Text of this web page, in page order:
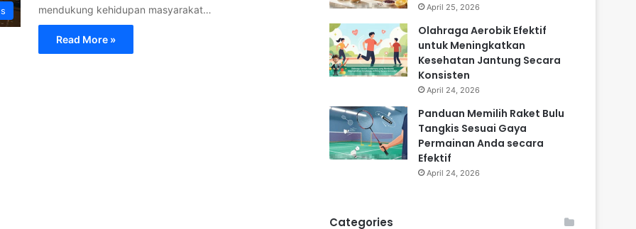
mendukung kehidupan masyarakat…
Read More »
April 25, 2026
Olahraga Aerobik Efektif
untuk Meningkatkan
Kesehatan Jantung Secara
Konsisten
April 24, 2026
Panduan Memilih Raket Bulu
Tangkis Sesuai Gaya
Permainan Anda secara
Efektif
April 24, 2026
Categories